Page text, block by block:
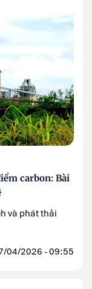
carbon: Bài
và phát thải
04/2026 - 09:55